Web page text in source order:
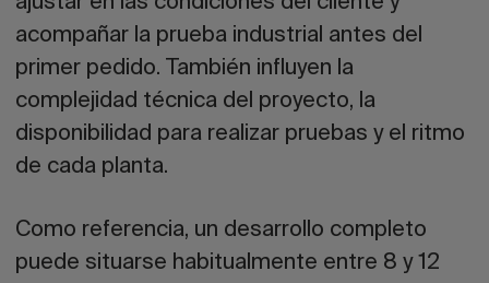
acompañar la prueba industrial antes del
primer pedido. También influyen la
complejidad técnica del proyecto, la
disponibilidad para realizar pruebas y el ritmo
de cada planta.
Como referencia, un desarrollo completo
puede situarse habitualmente entre 8 y 12